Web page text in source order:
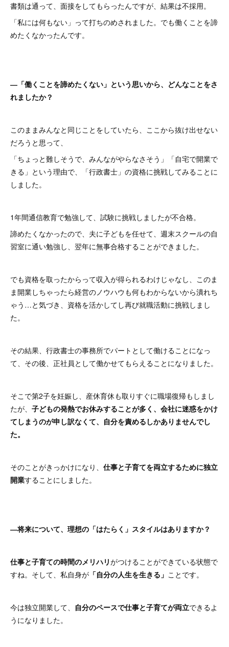
書類は通って、面接をしてもらったんですが、結果は不採用。
「私には何もない」って打ちのめされました。でも働くことを諦
めたくなかったんです。
―「働くことを諦めたくない」という思いから、どんなことをさ
れましたか？
このままみんなと同じことをしていたら、ここから抜け出せない
だろうと思って、
「ちょっと難しそうで、みんながやらなさそう」「自宅で開業で
きる」という理由で、「行政書士」の資格に挑戦してみることに
しました。
1年間通信教育で勉強して、試験に挑戦しましたが不合格。
諦めたくなかったので、夫に子どもを任せて、週末スクールの自
習室に通い勉強し、翌年に無事合格することができました。
でも資格を取ったからって収入が得られるわけじゃなし、このま
ま開業しちゃったら経営のノウハウも何もわからないから潰れち
ゃう…と気づき、資格を活かしてし再び就職活動に挑戦しまし
た。
その結果、行政書士の事務所でパートとして働けることになっ
て、その後、正社員として働かせてもらえることになりました。
そこで第2子を妊娠し、産休育休も取りすぐに職場復帰もしまし
たが、 子どもの発熱でお休みすることが多く、会社に迷惑をかけ
てしまうのが申し訳なくて、自分を責めるしかありませんでし
た。
そのことがきっかけになり、 仕事と子育てを両立するために独立
開業することにしました。
―将来について、理想の「はたらく」スタイルはありますか？
仕事と子育ての時間のメリハリがつけることができている状態で
すね。そして、私自身が 「自分の人生を生きる」 ことです。
今は独立開業して、 自分のペースで仕事と子育てが両立できるよ
うになりました。